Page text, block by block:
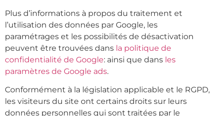
Plus d’informations à propos du traitement et
l’utilisation des données par Google, les
paramétrages et les possibilités de désactivation
peuvent être trouvées dans la politique de
confidentialité de Google: ainsi que dans les
paramètres de Google ads.
Conformément à la législation applicable et le RGPD,
les visiteurs du site ont certains droits sur leurs
données personnelles qui sont traitées par le